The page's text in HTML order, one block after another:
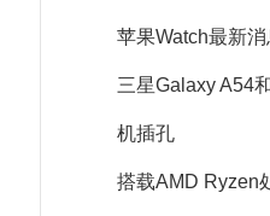
苹果Watch最新
三星Galaxy A54
机插孔
搭载AMD Ryzen